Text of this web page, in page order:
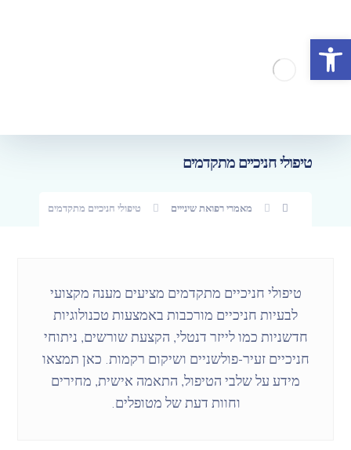
פתח סרגל נגישות
טיפולי חניכיים מתקדמים
מאמרי רפואת שינייים טיפולי חניכיים מתקדמים
טיפולי חניכיים מתקדמים מציעים מענה מקצועי
לבעיות חניכיים מורכבות באמצעות טכנולוגיות
חדשניות כמו לייזר דנטלי, הקצעת שורשים, ניתוחי
חניכיים זעיר-פולשניים ושיקום רקמות. כאן תמצאו
מידע על שלבי הטיפול, התאמה אישית, מחירים
וחוות דעת של מטופלים.